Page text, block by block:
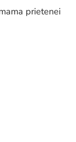
prietenei